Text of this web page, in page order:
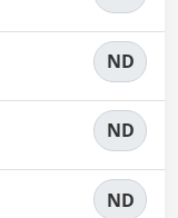
ND
ND
ND